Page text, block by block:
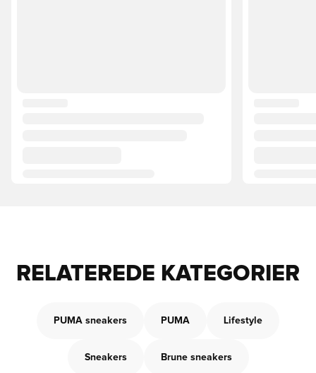
RELATEREDE KATEGORIER
PUMA sneakers PUMA Lifestyle
Sneakers Brune sneakers